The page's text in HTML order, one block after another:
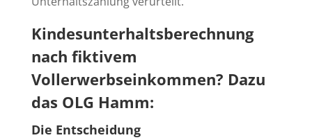
Kindesunterhaltsberechnung
nach fiktivem
Vollerwerbseinkommen? Dazu
das OLG Hamm:
Die Entscheidung